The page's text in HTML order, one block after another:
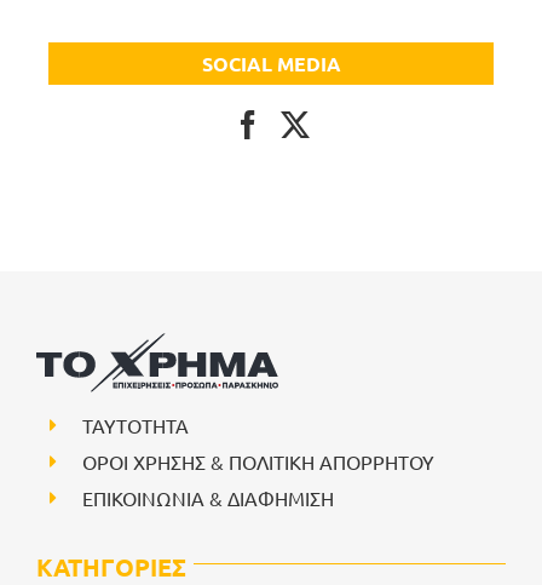
SOCIAL MEDIA
ΤΑΥΤΟΤΗΤΑ
ΟΡΟΙ ΧΡΗΣΗΣ & ΠΟΛΙΤΙΚΗ ΑΠΟΡΡΗΤΟΥ
ΕΠΙΚΟΙΝΩΝΙΑ & ΔΙΑΦΗΜΙΣΗ
ΚΑΤΗΓΟΡΙΕΣ